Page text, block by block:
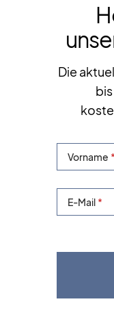
Die
Vorname
E-Mail